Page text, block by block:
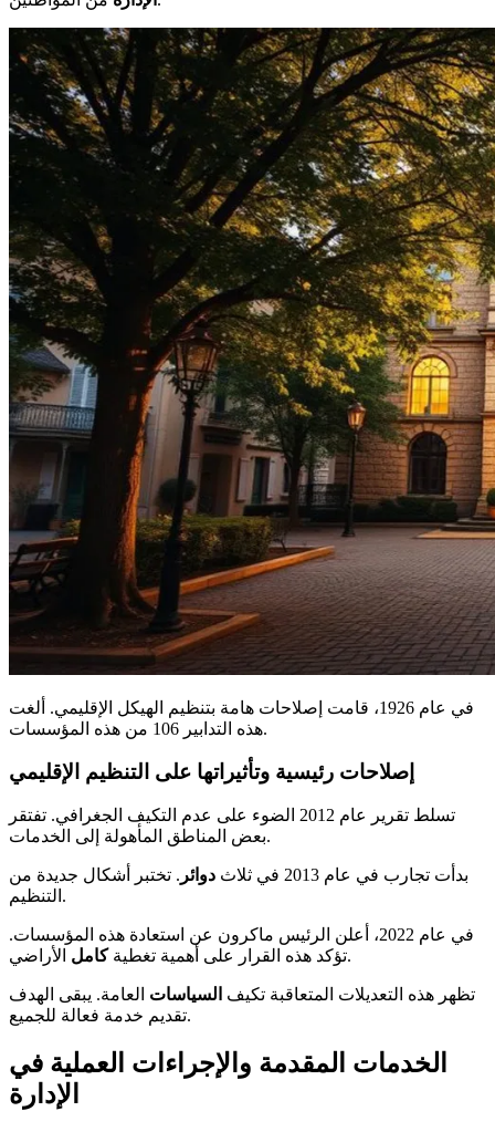
في عام 1926، قامت إصلاحات هامة بتنظيم الهيكل الإقليمي. ألغت
هذه التدابير 106 من هذه المؤسسات.
إصلاحات رئيسية وتأثيراتها على التنظيم الإقليمي
تسلط تقرير عام 2012 الضوء على عدم التكيف الجغرافي. تفتقر
بعض المناطق المأهولة إلى الخدمات.
بدأت تجارب في عام 2013 في ثلاث دوائر . تختبر أشكال جديدة من
التنظيم.
في عام 2022، أعلن الرئيس ماكرون عن استعادة هذه المؤسسات.
تؤكد هذه القرار على أهمية تغطيةكامل الأراضي.
تظهر هذه التعديلات المتعاقبة تكيف السياسات العامة. يبقى الهدف
تقديم خدمة فعالة للجميع.
الخدمات المقدمة والإجراءات العملية في
الإدارة